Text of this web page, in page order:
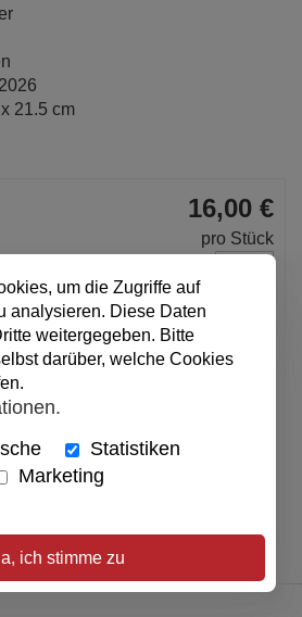
21.5 cm
16,00 €
pro Stück
Warenkorb
um die Zugriffe auf
analysieren. Diese Daten
weitergegeben. Bitte
darüber, welche Cookies
Statistiken
Marketing
ich stimme zu